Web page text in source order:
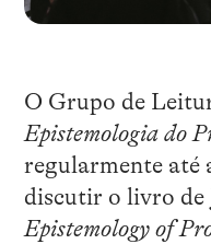
O Grupo de
Epistemologia do
regularmente até
discutir o livro de
Epistemology of